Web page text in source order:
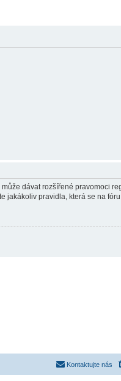
dávat rozšířené pravomoci
jakákoliv pravidla, která se na
Kontaktujte nás